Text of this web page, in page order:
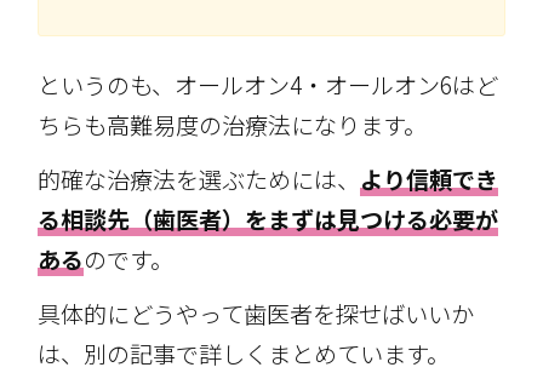
というのも、オールオン4・オールオン6はど
ちらも高難易度の治療法になります。
的確な治療法を選ぶためには、より信頼でき
る相談先（歯医者）をまずは見つける必要が
あるのです。
具体的にどうやって歯医者を探せばいいか
は、別の記事で詳しくまとめています。